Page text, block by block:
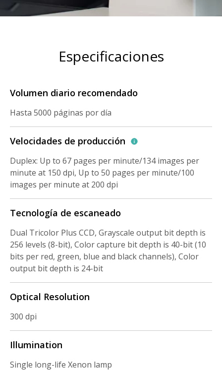
Especificaciones
Volumen diario recomendado
Hasta 5000 páginas por día
Velocidades de producción
Duplex: Up to 67 pages per minute/134 images per
minute at 150 dpi, Up to 50 pages per minute/100
images per minute at 200 dpi
Tecnología de escaneado
Dual Tricolor Plus CCD, Grayscale output bit depth is
256 levels (8-bit), Color capture bit depth is 40-bit (10
bits per red, green, blue and black channels), Color
output bit depth is 24-bit
Optical Resolution
300 dpi
Illumination
Single long-life Xenon lamp